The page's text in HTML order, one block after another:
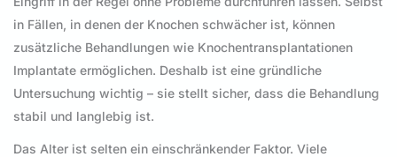
in Fällen, in denen der Knochen schwächer ist, können
zusätzliche Behandlungen wie Knochentransplantationen
Implantate ermöglichen. Deshalb ist eine gründliche
Untersuchung wichtig – sie stellt sicher, dass die Behandlung
stabil und langlebig ist.
Das Alter ist selten ein einschränkender Faktor. Viele